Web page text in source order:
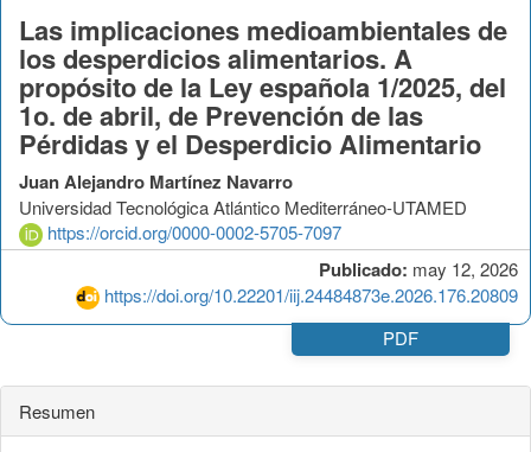
Publicado: may 12, 2026
https://doi.org/10.22201/iij.24484873e.2026.176.20809
Las implicaciones medioambientales de
los desperdicios alimentarios. A
propósito de la Ley española 1/2025, del
1o. de abril, de Prevención de las
Pérdidas y el Desperdicio Alimentario
Juan Alejandro Martínez Navarro
Universidad Tecnológica Atlántico Mediterráneo-UTAMED
https://orcid.org/0000-0002-5705-7097
PDF
Resumen